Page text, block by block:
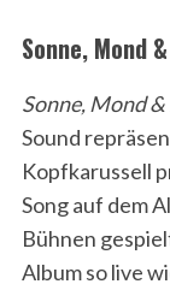
Sonne, Mond
Sonne, Mond
Sound
Kopfkarussell
Song auf dem
Bühnen
Album so live